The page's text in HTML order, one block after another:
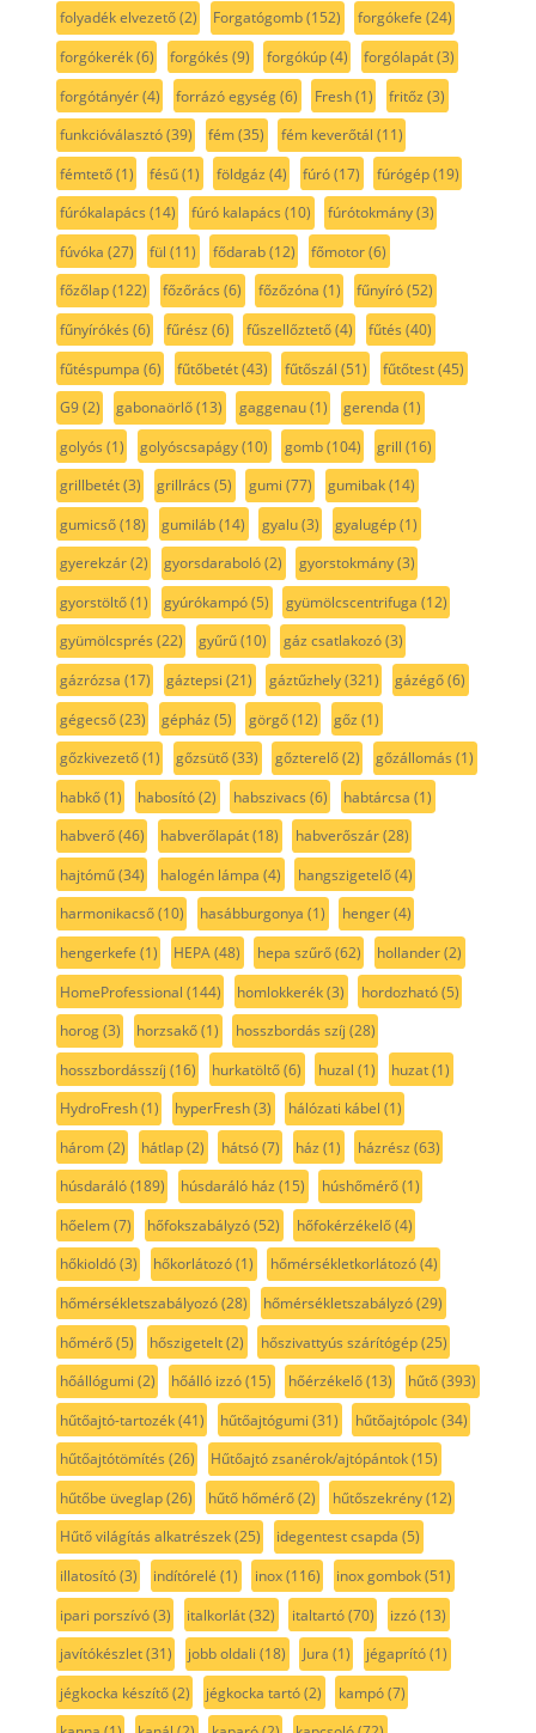
folyadék elvezető(2) Forgatógomb(152) forgókefe (24)
forgókerék(6) forgókés (9) forgókúp(4) forgólapát(3)
forgótányér(4) forrázó egység(6) Fresh(1) fritőz (3)
funkcióválasztó(39) fém(35) fém keverőtál (11)
fémtető(1) fésű(1) földgáz (4) fúró(17) fúrógép(19)
fúrókalapács (14) fúró kalapács (10) fúrótokmány(3)
fúvóka (27) fül (11) fődarab(12) főmotor(6)
főzőlap(122) főzőrács (6) főzőzóna (1) fűnyíró(52)
fűnyírókés (6) fűrész (6) fűszellőztető(4) fűtés (40)
fűtéspumpa (6) fűtőbetét(43) fűtőszál (51) fűtőtest(45)
G9(2) gabonaörlő(13) gaggenau(1) gerenda (1)
golyós (1) golyóscsapágy(10) gomb(104) grill (16)
grillbetét(3) grillrács (5) gumi (77) gumibak(14)
gumicső(18) gumiláb(14) gyalu(3) gyalugép(1)
gyerekzár(2) gyorsdaraboló(2) gyorstokmány(3)
gyorstöltő(1) gyúrókampó(5) gyümölcscentrifuga (12)
gyümölcsprés (22) gyűrű(10) gáz csatlakozó(3)
gázrózsa (17) gáztepsi (21) gáztűzhely(321) gázégő(6)
gégecső(23) gépház (5) görgő(12) gőz (1)
gőzkivezető(1) gőzsütő(33) gőzterelő(2) gőzállomás (1)
habkő(1) habosító(2) habszivacs (6) habtárcsa (1)
habverő(46) habverőlapát(18) habverőszár(28)
hajtómű(34) halogén lámpa (4) hangszigetelő(4)
harmonikacső(10) hasábburgonya (1) henger(4)
hengerkefe (1) HEPA(48) hepa szűrő(62) hollander(2)
HomeProfessional (144) homlokkerék(3) hordozható(5)
horog(3) horzsakő(1) hosszbordás szíj (28)
hosszbordásszíj (16) hurkatöltő(6) huzal (1) huzat(1)
HydroFresh(1) hyperFresh(3) hálózati kábel (1)
három(2) hátlap(2) hátsó(7) ház (1) házrész (63)
húsdaráló(189) húsdaráló ház (15) húshőmérő(1)
hőelem(7) hőfokszabályzó(52) hőfokérzékelő(4)
hőkioldó(3) hőkorlátozó(1) hőmérsékletkorlátozó(4)
hőmérsékletszabályozó(28) hőmérsékletszabályzó(29)
hőmérő(5) hőszigetelt(2) hőszivattyús szárítógép(25)
hőállógumi (2) hőálló izzó(15) hőérzékelő(13) hűtő(393)
hűtőajtó-tartozék(41) hűtőajtógumi (31) hűtőajtópolc(34)
hűtőajtótömítés (26) Hűtőajtó zsanérok/ajtópántok(15)
hűtőbe üveglap(26) hűtő hőmérő(2) hűtőszekrény(12)
Hűtő világítás alkatrészek(25) idegentest csapda (5)
illatosító(3) indítórelé (1) inox(116) inox gombok(51)
ipari porszívó(3) italkorlát(32) italtartó(70) izzó(13)
javítókészlet(31) jobb oldali (18) Jura (1) jégaprító(1)
jégkocka készítő(2) jégkocka tartó(2) kampó(7)